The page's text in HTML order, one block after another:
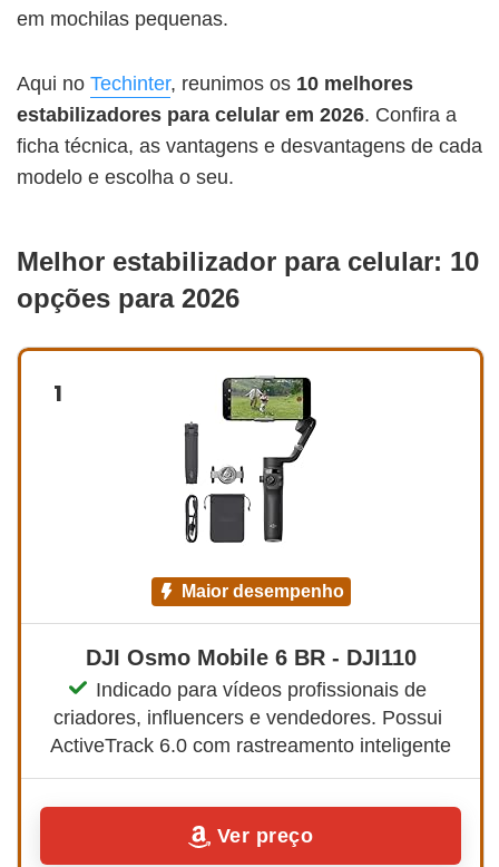
em mochilas pequenas.
Aqui no Techinter, reunimos os 10 melhores
estabilizadores para celular em 2026. Confira a
ficha técnica, as vantagens e desvantagens de cada
modelo e escolha o seu.
Melhor estabilizador para celular: 10
opções para 2026
1
maior desempenho
DJI Osmo Mobile 6 BR - DJI110
Indicado para vídeos profissionais de
criadores, influencers e vendedores. Possui
ActiveTrack 6.0 com rastreamento inteligente
Ver preço